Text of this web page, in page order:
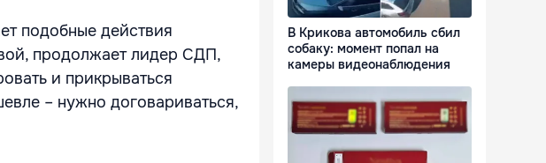
подобные действия
продолжает лидер СДП,
и прикрываться
– нужно договариваться,
В Крикова автомобиль сбил
собаку: момент попал на
камеры видеонаблюдения